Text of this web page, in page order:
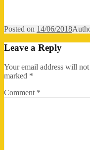
Posted on 14/06/2018
Leave a Reply
Your email address will
marked *
Comment *